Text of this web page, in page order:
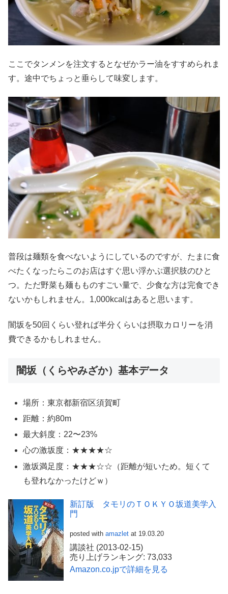
ここでタンメンを注文するとなぜかラー油をすすめられま
す。途中でちょっと垂らして味変します。
普段は麺類を食べないようにしているのですが、たまに食
べたくなったらこのお店はすぐ思い浮かぶ選択肢のひと
つ。ただ野菜も麺もものすごい量で、少食な方は完食でき
ないかもしれません。1,000kcalはあると思います。
闇坂を50回くらい登れば半分くらいは摂取カロリーを消
費できるかもしれません。
闇坂（くらやみざか）基本データ
場所：東京都新宿区須賀町
距離：約80m
最大斜度：22〜23%
心の激坂度：★★★★☆
激坂満足度：★★★☆☆（距離が短いため。短くて
も登れなかったけどｗ）
新訂版 タモリのＴＯＫＹＯ坂道美学入
門
posted with amazlet at 19.03.20
講談社 (2013-02-15)
売り上げランキング: 73,033
Amazon.co.jpで詳細を見る